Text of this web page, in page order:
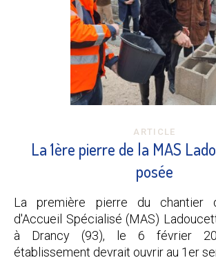
ARTICLE
La 1ère pierre de la MAS
posée
La première pierre du chantier
d'Accueil Spécialisé (MAS)
à Drancy (93), le 6 février
établissement devrait ouvrir au 1er